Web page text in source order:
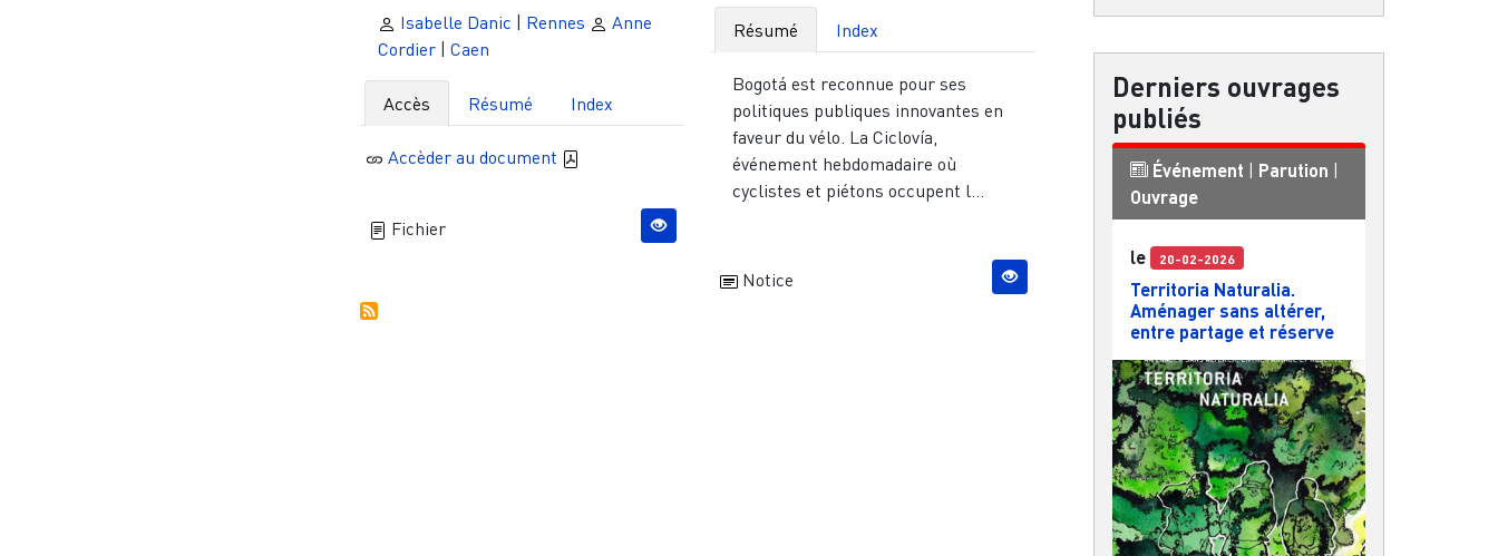
Isabelle Danic Rennes
Anne
Cordier |Caen
Accès Résumé Index
Accèder au document
Fichier
Résumé Index
Bogotá est reconnue pour ses
politiques publiques innovantes en
faveur du vélo. La Ciclovía,
événement hebdomadaire où
cyclistes et piétons occupent l...
Notice
Derniers ouvrages
publiés
Événement | Parution |
Ouvrage
le 20-02-2026
Territoria Naturalia.
Aménager sans altérer,
entre partage et réserve